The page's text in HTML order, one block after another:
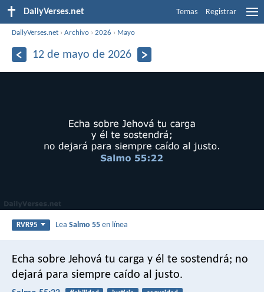
DailyVerses.net Temas Registrar
DailyVerses.net ›Archivo ›2026 › Mayo
12 de mayo de 2026
RVR95 LeaSalmo 55 en línea
Echa sobre Jehová tu carga y él te sostendrá; no
dejará para siempre caído al justo.